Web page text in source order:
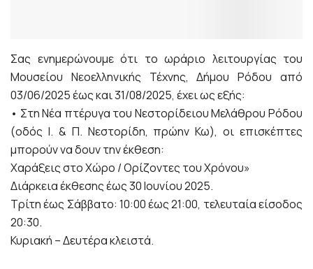
Σας ενημερώνουμε ότι το ωράριο λειτουργίας του
Μουσείου Νεοελληνικής Τέχνης, Δήμου Ρόδου από
03/06/2025 έως και 31/08/2025, έχει ως εξής:
• Στη Νέα πτέρυγα του Νεστορίδειου Μελάθρου Ρόδου
(οδός Ι. & Π. Νεστορίδη, πρώην Κω), οι επισκέπτες
μπορούν να δουν την έκθεση:
Χαράξεις στο Χώρο / Ορίζοντες του Χρόνου»
Διάρκεια έκθεσης έως 30 Ιουνίου 2025.
Τρίτη έως Σάββατο: 10:00 έως 21:00, τελευταία είσοδος
20:30.
Κυριακή – Δευτέρα κλειστά.